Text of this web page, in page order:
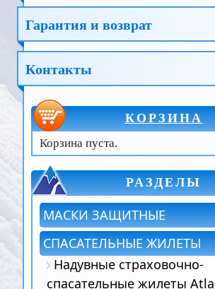
Гарантия и возврат
Контакты
КОРЗИНА
Корзина пуста.
РАЗДЕЛЫ
МАСКИ ЗАЩИТНЫЕ
СПАСАТЕЛЬНЫЕ ЖИЛЕТЫ
Надувные страховочно-
спасательные жилеты